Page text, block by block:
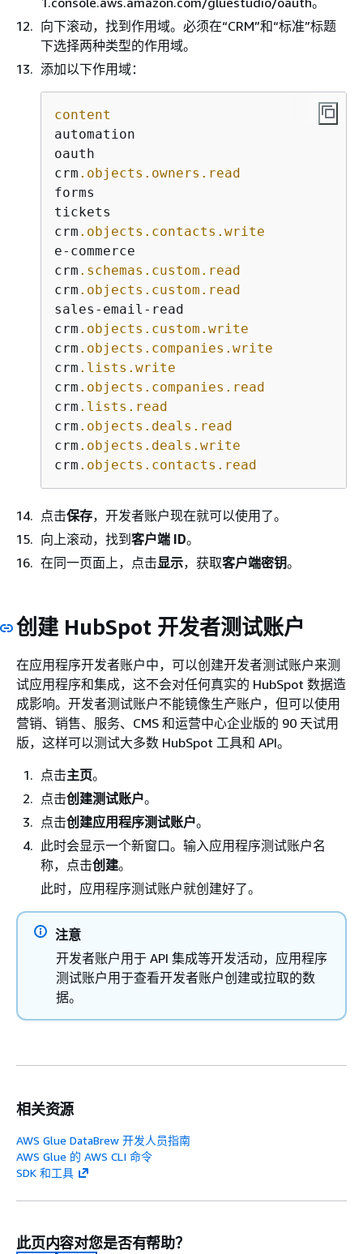
向下滚动，找到作用域。必须在“CRM”和“标准”标题
下选择两种类型的作用域。
添加以下作用域：
content
automation
oauth
crm .objects .owners .read
forms
tickets
crm .objects .contacts .write
e-commerce
crm .schemas .custom .read
crm .objects .custom .read
sales-email-read
crm .objects .custom .write
crm .objects .companies .write
crm .lists .write
crm .objects .companies .read
crm .lists .read
crm .objects .deals .read
crm .objects .deals .write
crm .objects .contacts .read
点击保存，开发者账户现在就可以使用了。
向上滚动，找到客户端 ID。
在同一页面上，点击显示，获取客户端密钥。
创建 HubSpot 开发者测试账户
在应用程序开发者账户中，可以创建开发者测试账户来测
试应用程序和集成，这不会对任何真实的 HubSpot 数据造
成影响。开发者测试账户不能镜像生产账户，但可以使用
营销、销售、服务、CMS 和运营中心企业版的 90 天试用
版，这样可以测试大多数 HubSpot 工具和 API。
点击主页。
点击创建测试账户。
点击创建应用程序测试账户。
此时会显示一个新窗口。输入应用程序测试账户名
称，点击创建。
此时，应用程序测试账户就创建好了。
注意
开发者账户用于 API 集成等开发活动，应用程序
测试账户用于查看开发者账户创建或拉取的数
据。
相关资源
AWS Glue DataBrew 开发人员指南
AWS Glue 的 AWS CLI 命令
SDK 和工具
此页内容对您是否有帮助？